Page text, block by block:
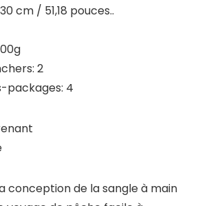
cm / 51,18 pouces..
2
packages: 4
conception de la sangle à main